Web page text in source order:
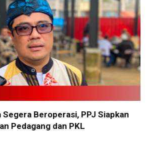
Beroperasi, PPJ Siapkan
Pedagang dan PKL